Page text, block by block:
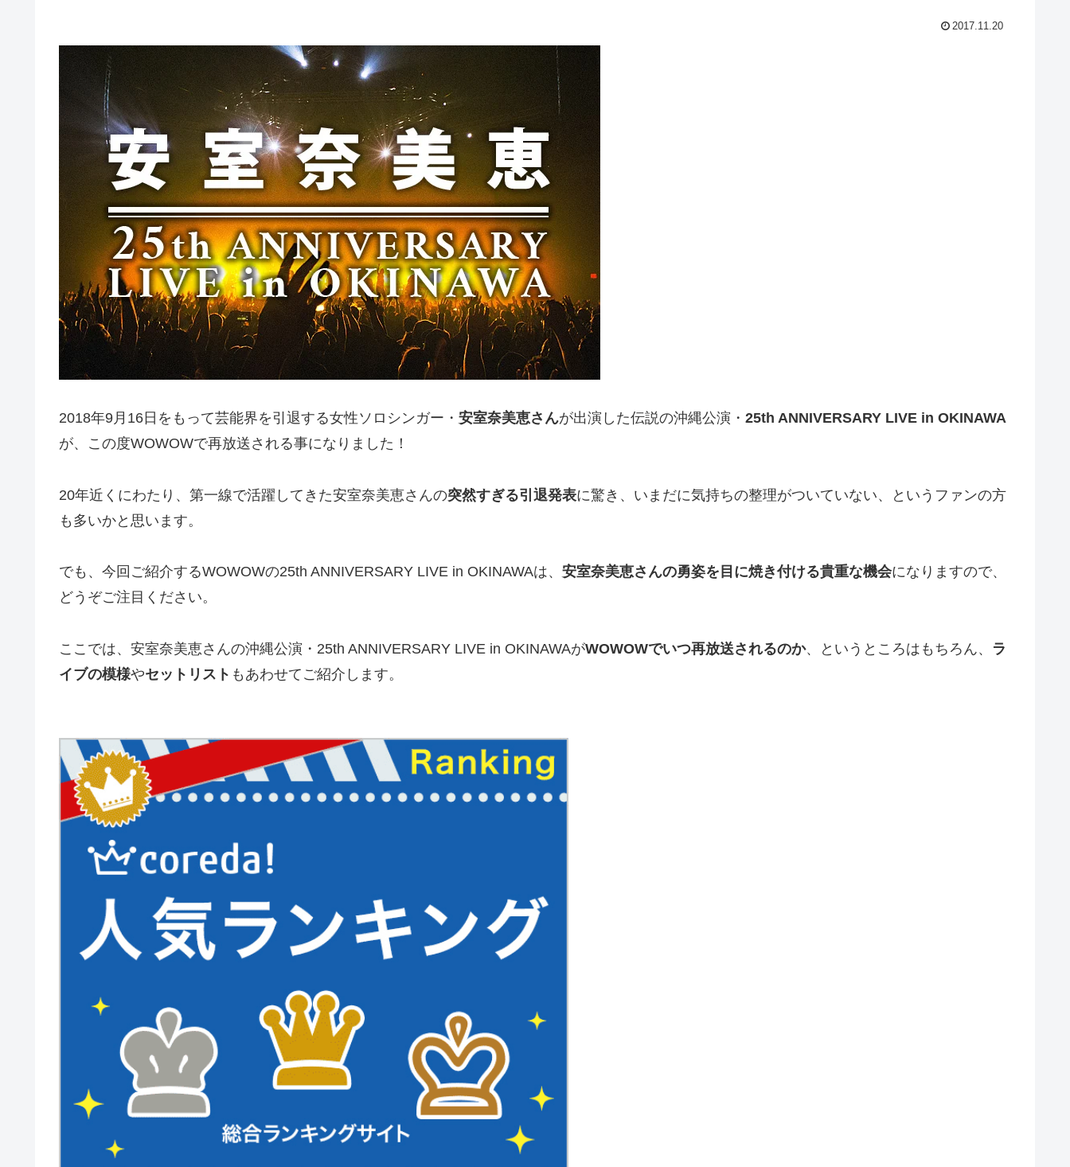
2017.11.20
2018年9月16日 をもって芸能界を引退する女性ソロシンガー・ 安室奈美恵さんが出演した伝説の沖縄公演・ 25th ANNIVERSARY LIVE in OKINAWA
が、この度WOWOWで再放送される事になりました！
20年近くにわたり、第一線で活躍してきた安室奈美恵さんの突然すぎる引退発表に驚き、いまだに気持ちの整理がついていない、というファンの方
も多いかと思います。
でも、今回ご紹介するWOWOWの25th ANNIVERSARY LIVE in OKINAWAは、 安室奈美恵さんの勇姿を目に焼き付ける貴重な機会になりますので、
どうぞご注目ください。
ここでは、安室奈美恵さんの沖縄公演・25th ANNIVERSARY LIVE in OKINAWAがWOWOWでいつ再放送されるのか、というところはもちろん、 ラ
イブの模様やセットリスト もあわせてご紹介します。